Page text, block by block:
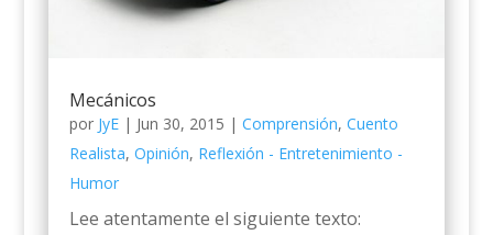
Mecánicos
por JyE| Jun 30, 2015 | Comprensión, Cuento
Realista, Opinión, Reflexión - Entretenimiento -
Humor
Lee atentamente el siguiente texto: